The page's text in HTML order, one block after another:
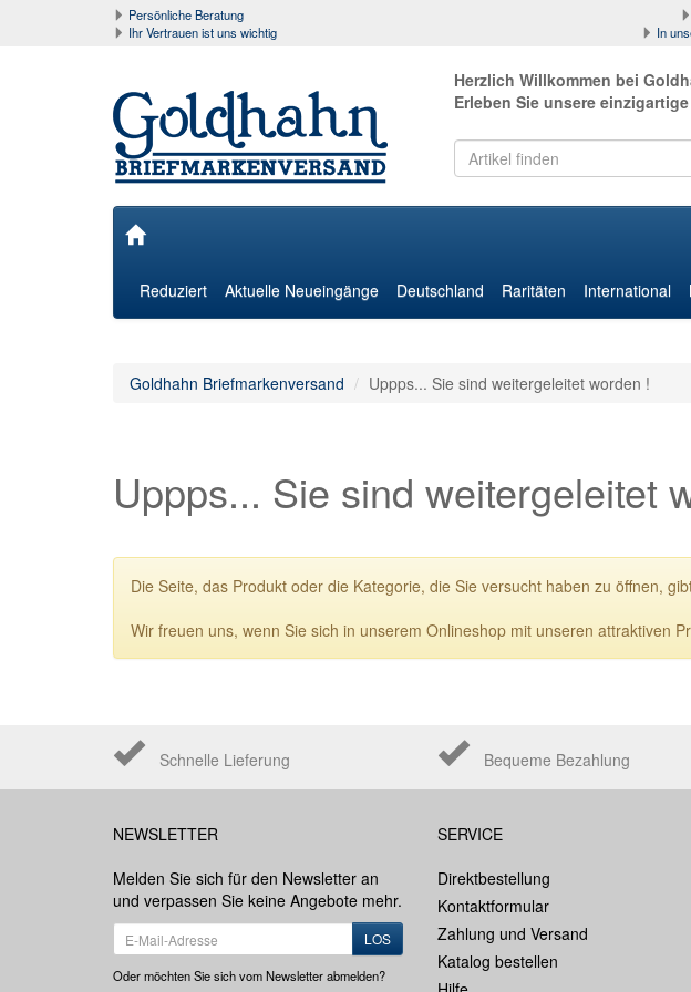
Persönliche Beratung
Ihr Vertrauen ist uns wichtig
In
Herzlich Willkommen bei
Erleben Sie unsere
Reduziert Aktuelle Neueingänge Deutschland Raritäten International
Goldhahn Briefmarkenversand Uppps... Sie sind weitergeleitet worden !
Uppps... Sie sind weitergeleitet
Die Seite, das Produkt oder die Kategorie, die Sie versucht haben zu öffnen,
Wir freuen uns, wenn Sie sich in unserem Onlineshop mit unseren attraktiven
Schnelle Lieferung Bequeme Bezahlung
NEWSLETTER
Melden Sie sich für den Newsletter an
und verpassen Sie keine Angebote mehr.
LOS
Oder möchten Sie sich vom Newsletter abmelden?
SERVICE
Direktbestellung
Kontaktformular
Zahlung und Versand
Katalog bestellen